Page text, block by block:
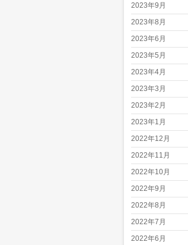
2023年9月
2023年8月
2023年6月
2023年5月
2023年4月
2023年3月
2023年2月
2023年1月
2022年12月
2022年11月
2022年10月
2022年9月
2022年8月
2022年7月
2022年6月